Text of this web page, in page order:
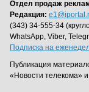
Отдел продаж
Редакция:
(343) 34-555-34
WhatsApp, Viber,
Подписка на
Публикация
«Новости телекома»